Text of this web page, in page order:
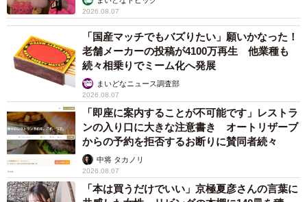
2026.08.07
「国産マッチでもバズりたい」願いかなった！
老舗メーカーの投稿が4100万再生 他業種も
続々相乗りでミーム化へ発展
まいどなニュース調査部
2026.08.07
「即座に案内することが不可能です」レストラ
ンの入り口に大きな注意書き オートリザーブ
からの予約を拒否するお断りに賛同者続々
中将 タカノリ
2026.08.07
「本は買うだけでいい」京極夏彦さんの言葉に